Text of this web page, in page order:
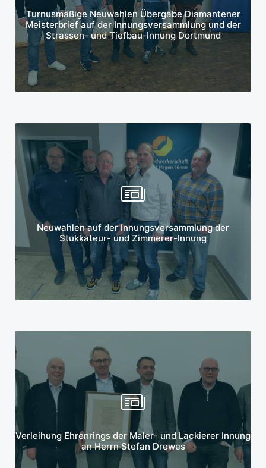
Turnusmäßige Neuwahlen Übergabe Diamantener
Meisterbrief auf der Innungsversamm­lung und der
Strassen- und Tiefbau-Innung Dortmund
Mehr erfahren
Neuwahlen auf der Innungsversammlung der
Stukkateur- und Zimmerer-Innung
Mehr erfahren
Verleihung Ehrenrings der Maler- und Lackierer Innung
an Herrn Stefan Drewes
Mehr erfahren